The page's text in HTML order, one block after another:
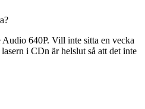
640P. Vill inte sitta en vecka
i CDn är helslut så att det inte